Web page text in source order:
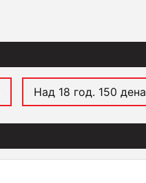
Над 18 год. 150